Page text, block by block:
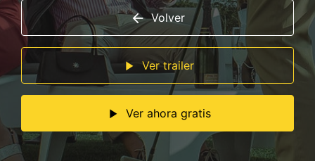
Volver
Ver trailer
Ver ahora gratis